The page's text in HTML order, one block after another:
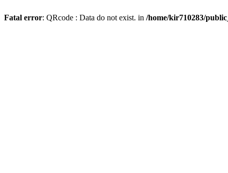
Fatal error: QRcode : Data do not exist. in /home/kir710283/